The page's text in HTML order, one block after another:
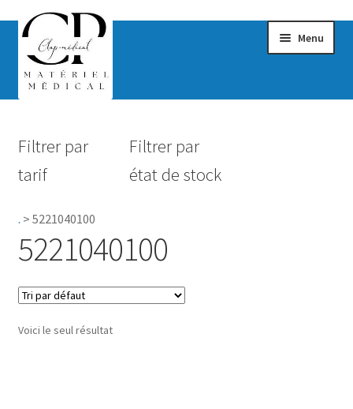
Menu
Hygiène
Accessoires Salle de bain
Filtrer par
tarif
Filtrer par
état de stock
. > 5221040100
5221040100
Voici le seul résultat